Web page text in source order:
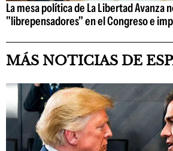
La mesa política de La Libertad Avanza
"librepensadores" en el Congreso e
MÁS NOTICIAS DE